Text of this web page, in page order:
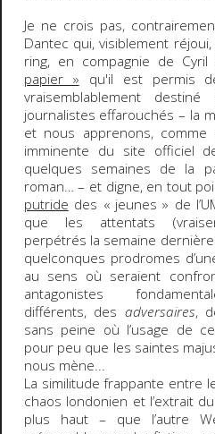
Je ne crois pas,
Dantec qui, visiblement
ring, en compagnie de Cyril
papier » qu'il est permis
vraisemblablement
journalistes effarouchés – la
et nous apprenons, comme
imminente du site officiel
quelques semaines de la
roman… – et digne, en tout
putride des « jeunes » de
que les attentats
perpétrés la semaine
quelconques prodromes
au sens où seraient
antagonistes
différents, des adversaires,
sans peine où l’usage de
pour peu que les saintes
nous mène...
La similitude frappante entre
chaos londonien et l’extrait
plus haut – que l’autre